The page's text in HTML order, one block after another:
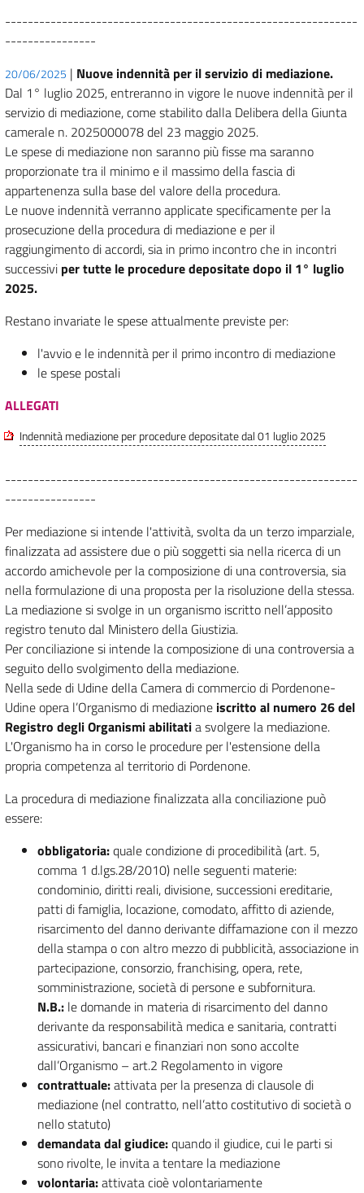
--------------------------------------------------------------
----------------
20/06/2025 | Nuove indennità per il servizio di mediazione.
Dal 1° luglio 2025, entreranno in vigore le nuove indennità per il
servizio di mediazione, come stabilito dalla Delibera della Giunta
camerale n. 2025000078 del 23 maggio 2025.
Le spese di mediazione non saranno più fisse ma saranno
proporzionate tra il minimo e il massimo della fascia di
appartenenza sulla base del valore della procedura.
Le nuove indennità verranno applicate specificamente per la
prosecuzione della procedura di mediazione e per il
raggiungimento di accordi, sia in primo incontro che in incontri
successivi per tutte le procedure depositate dopo il 1° luglio
2025.
Restano invariate le spese attualmente previste per:
l'avvio e le indennità per il primo incontro di mediazione
le spese postali
ALLEGATI
Indennità mediazione per procedure depositate dal 01 luglio 2025
--------------------------------------------------------------
----------------
Per mediazione si intende l'attività, svolta da un terzo imparziale,
finalizzata ad assistere due o più soggetti sia nella ricerca di un
accordo amichevole per la composizione di una controversia, sia
nella formulazione di una proposta per la risoluzione della stessa.
La mediazione si svolge in un organismo iscritto nell’apposito
registro tenuto dal Ministero della Giustizia.
Per conciliazione si intende la composizione di una controversia a
seguito dello svolgimento della mediazione.
Nella sede di Udine della Camera di commercio di Pordenone-
Udine opera l’Organismo di mediazione iscritto al numero 26 del
Registro degli Organismi abilitatia svolgere la mediazione.
L'Organismo ha in corso le procedure per l'estensione della
propria competenza al territorio di Pordenone.
La procedura di mediazione finalizzata alla conciliazione può
essere:
obbligatoria:quale condizione di procedibilità (art. 5,
comma 1 d.lgs.28/2010) nelle seguenti materie:
condominio, diritti reali, divisione, successioni ereditarie,
patti di famiglia, locazione, comodato, affitto di aziende,
risarcimento del danno derivante diffamazione con il mezzo
della stampa o con altro mezzo di pubblicità, associazione in
partecipazione, consorzio, franchising, opera, rete,
somministrazione, società di persone e subfornitura.
N.B.: le domande in materia di risarcimento del danno
derivante da responsabilità medica e sanitaria, contratti
assicurativi, bancari e finanziari non sono accolte
dall’Organismo – art.2 Regolamento in vigore
contrattuale:attivata per la presenza di clausole di
mediazione (nel contratto, nell’atto costitutivo di società o
nello statuto)
demandata dal giudice:quando il giudice, cui le parti si
sono rivolte, le invita a tentare la mediazione
volontaria:attivata cioè volontariamente